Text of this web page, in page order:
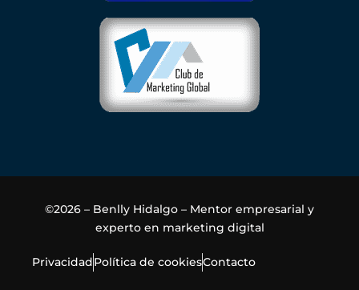
©2026 – Benlly Hidalgo – Mentor empresarial y
experto en marketing digital
PrivacidadPolítica de cookiesContacto